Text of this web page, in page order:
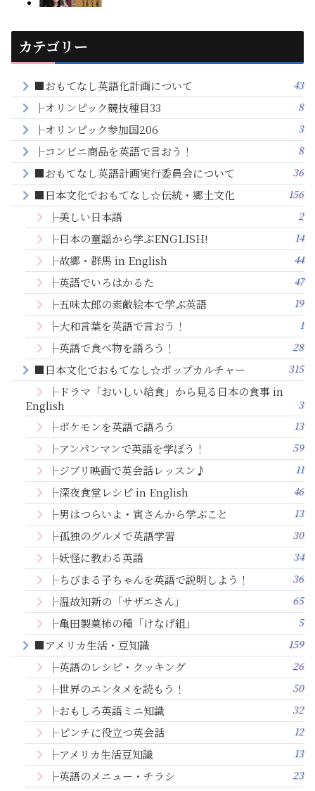
カテゴリー
■おもてなし英語化計画について 43
├オリンピック競技種目33 8
├オリンピック参加国206 3
├コンビニ商品を英語で言おう！ 8
■おもてなし英語計画実行委員会について 36
■日本文化でおもてなし☆伝統・郷土文化 156
├美しい日本語 2
├日本の童謡から学ぶENGLISH! 14
├故郷・群馬 in English 44
├英語でいろはかるた 47
├五味太郎の素敵絵本で学ぶ英語 19
├大和言葉を英語で言おう！ 1
├英語で食べ物を語ろう！ 28
■日本文化でおもてなし☆ポップカルチャー 315
├ドラマ「おいしい給食」から見る日本の食事 in
English
3
├ポケモンを英語で語ろう 13
├アンパンマンで英語を学ぼう！ 59
├ジブリ映画で英会話レッスン♪ 11
├深夜食堂レシピ in English 46
├男はつらいよ・寅さんから学ぶこと 13
├孤独のグルメで英語学習 30
├妖怪に教わる英語 34
├ちびまる子ちゃんを英語で説明しよう！ 36
├温故知新の「サザエさん」 65
├亀田製菓柿の種「けなげ組」 5
■アメリカ生活・豆知識 159
├英語のレシピ・クッキング 26
├世界のエンタメを読もう！ 50
├おもしろ英語ミニ知識 32
├ピンチに役立つ英会話 12
├アメリカ生活豆知識 13
├英語のメニュー・チラシ 23